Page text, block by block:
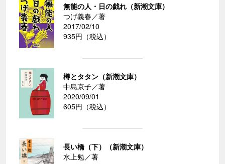
無能の人・日の戯れ（新潮文庫）
つげ義春／著
2017/02/10
935円（税込）
樽とタタン（新潮文庫）
中島京子／著
2020/09/01
605円（税込）
長い橋（下）（新潮文庫）
水上勉／著